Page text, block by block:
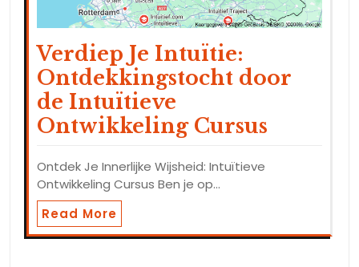
Verdiep Je Intuïtie:
Ontdekkingstocht door
de Intuïtieve
Ontwikkeling Cursus
Ontdek Je Innerlijke Wijsheid: Intuïtieve
Ontwikkeling Cursus Ben je op…
Read More